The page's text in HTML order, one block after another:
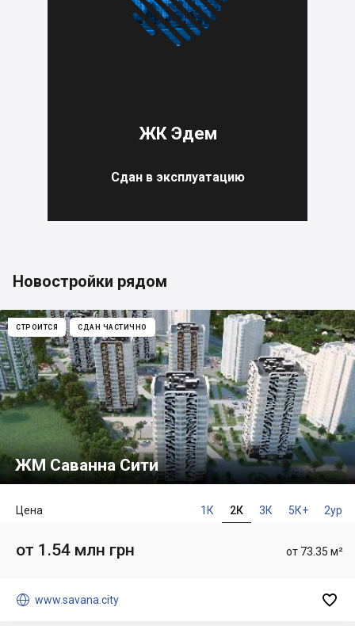
ЖК Эдем
Сдан в эксплуатацию
Новостройки рядом
СТРОИТСЯ СДАН ЧАСТИЧНО
ЖМ Саванна Сити
1К 2К 3К 5К+ 2ур
Цена
от 73.35 м²
от 1.54 млн грн
 www.savana.city 